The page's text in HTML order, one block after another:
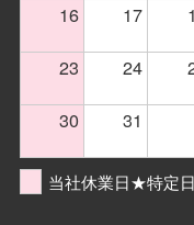
16
17
23
24
30
31
当社休業日★特定